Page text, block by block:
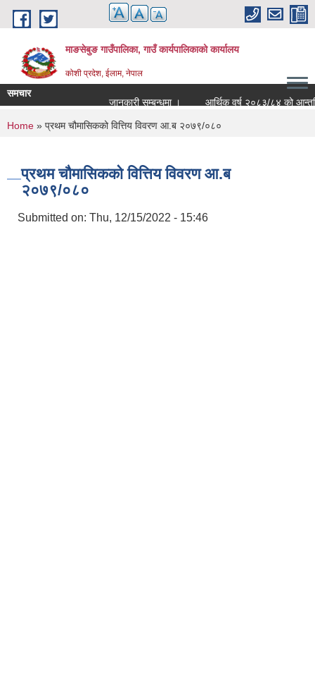
Skip to main content
माङसेबुङ गाउँपालिका, गाउँ कार्यपालिकाको कार्यालय
कोशी प्रदेश, ईलाम, नेपाल
समचार
जानकारी सम्बन्धमा ।
आर्थिक वर्ष २०८३/८४ को आन्तरिक
You are here
Home » प्रथम चौमासिकको वित्तिय विवरण आ.ब २०७९/०८०
प्रथम चौमासिकको वित्तिय विवरण आ.ब
२०७९/०८०
Submitted on: Thu, 12/15/2022 - 15:46